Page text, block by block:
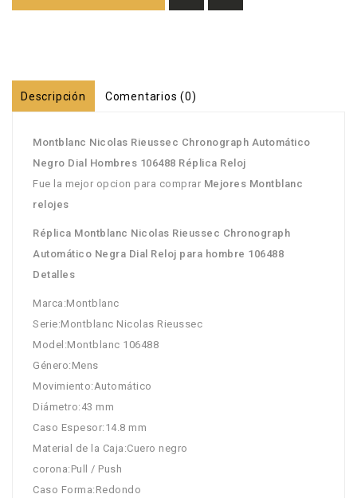
Descripción Comentarios (0)
Montblanc Nicolas Rieussec Chronograph Automático
Negro Dial Hombres 106488 Réplica Reloj
Fue la mejor opcion para comprar Mejores Montblanc
relojes
Réplica Montblanc Nicolas Rieussec Chronograph
Automático Negra Dial Reloj para hombre 106488
Detalles
Marca:Montblanc
Serie:Montblanc Nicolas Rieussec
Model:Montblanc 106488
Género:Mens
Movimiento:Automático
Diámetro:43 mm
Caso Espesor:14.8 mm
Material de la Caja:Cuero negro
corona:Pull / Push
Caso Forma:Redondo